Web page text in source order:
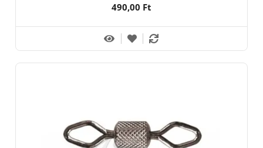
490,00 Ft